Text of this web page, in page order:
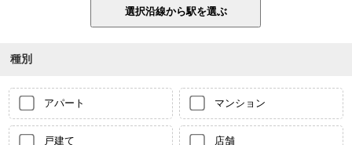
種別
アパート マンション
戸建て 店舗